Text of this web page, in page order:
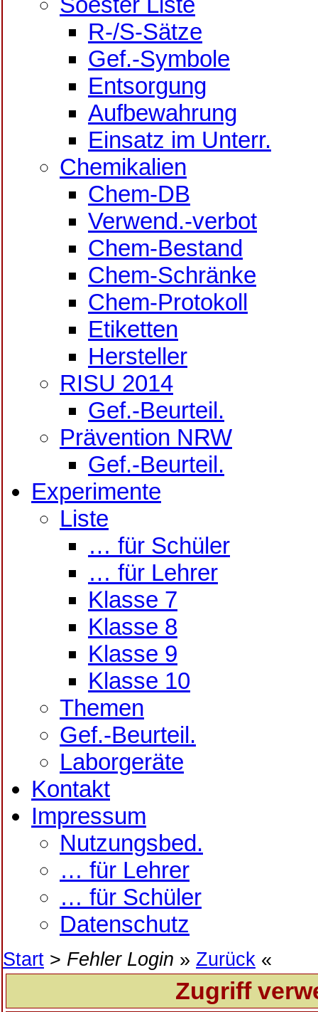
R-/S-Sätze
Gef.-Symbole
Entsorgung
Aufbewahrung
Einsatz im Unterr.
Chemikalien
Chem-DB
Verwend.-verbot
Chem-Bestand
Chem-Schränke
Chem-Protokoll
Etiketten
Hersteller
RISU 2014
Gef.-Beurteil.
Prävention NRW
Gef.-Beurteil.
Experimente
Liste
… für Schüler
… für Lehrer
Klasse 7
Klasse 8
Klasse 9
Klasse 10
Themen
Gef.-Beurteil.
Laborgeräte
Kontakt
Impressum
Nutzungsbed.
… für Lehrer
… für Schüler
Datenschutz
Start > Fehler Login Zurück
Zugriff